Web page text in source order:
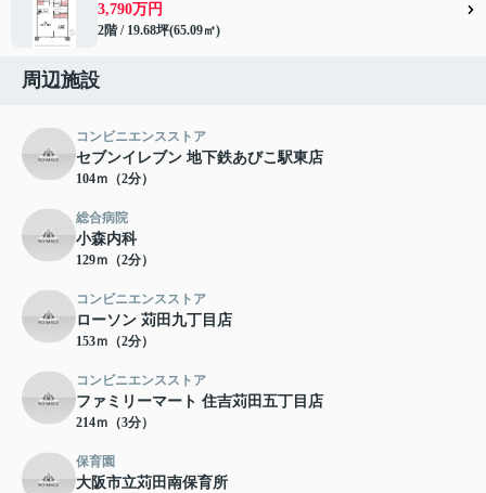
3,790万円
2階 / 19.68坪(65.09㎡)
周辺施設
コンビニエンスストア
セブンイレブン 地下鉄あびこ駅東店
104ｍ（2分）
総合病院
小森内科
129ｍ（2分）
コンビニエンスストア
ローソン 苅田九丁目店
153ｍ（2分）
コンビニエンスストア
ファミリーマート 住吉苅田五丁目店
214ｍ（3分）
保育園
大阪市立苅田南保育所